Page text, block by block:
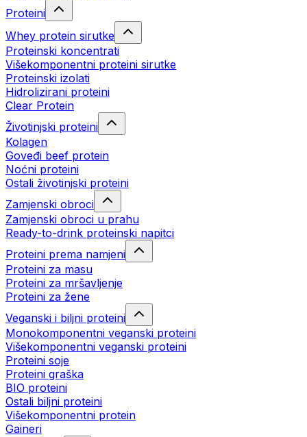
Proteini
Whey protein sirutke
Proteinski koncentrati
Višekomponentni proteini sirutke
Proteinski izolati
Hidrolizirani proteini
Clear Protein
Životinjski proteini
Kolagen
Goveđi beef protein
Noćni proteini
Ostali životinjski proteini
Zamjenski obroci
Zamjenski obroci u prahu
Ready-to-drink proteinski napitci
Proteini prema namjeni
Proteini za masu
Proteini za mršavljenje
Proteini za žene
Veganski i biljni proteini
Monokomponentni veganski proteini
Višekomponentni veganski proteini
Proteini soje
Proteini graška
BIO proteini
Ostali biljni proteini
Višekomponentni protein
Gaineri